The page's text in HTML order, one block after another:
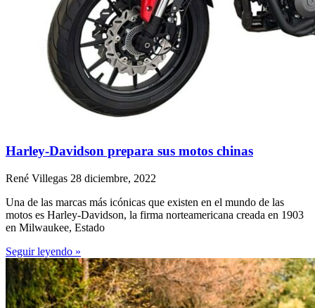
Harley-Davidson prepara sus motos chinas
René Villegas 28 diciembre, 2022
Una de las marcas más icónicas que existen en el mundo de las
motos es Harley-Davidson, la firma norteamericana creada en 1903
en Milwaukee, Estado
Seguir leyendo »